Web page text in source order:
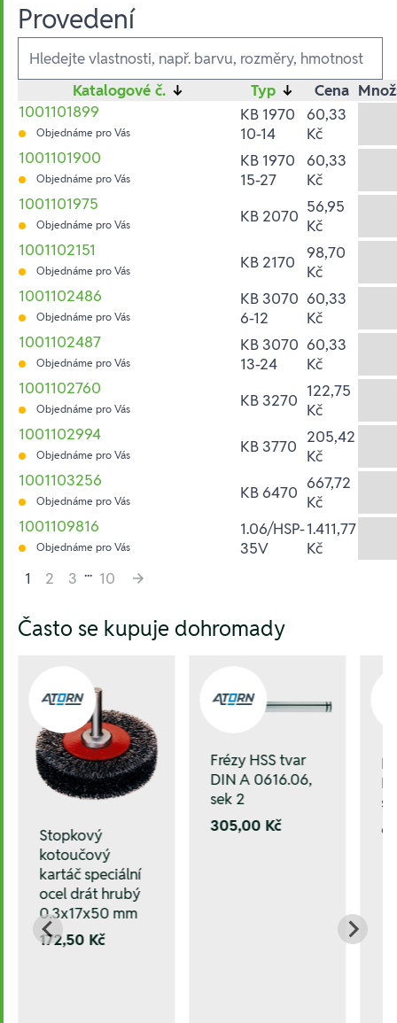
Provedení
Ausführungen
Katalogové č. ↓ Typ ↓ Cena
1001101899
Objednáme pro Vás
KB 1970
10-14
60,33
Kč
1001101900
Objednáme pro Vás
KB 1970
15-27
60,33
Kč
1001101975
Objednáme pro Vás KB 2070 56,95
Kč
1001102151
Objednáme pro Vás KB 2170
98,70
Kč
1001102486
Objednáme pro Vás
KB 3070
6-12
60,33
Kč
1001102487
Objednáme pro Vás
KB 3070
13-24
60,33
Kč
1001102760
Objednáme pro Vás KB 3270 122,75
Kč
1001102994
Objednáme pro Vás KB 3770 205,42
Kč
1001103256
Objednáme pro Vás KB 6470 667,72
Kč
1001109816
Objednáme pro Vás
1.06/HSP-
35V
1.411,77
Kč
1
2 3 ... 10
Často se kupuje dohromady
Stopkový
kotoučový
kartáč speciální
ocel drát hrubý
0.3x17x50 mm
172,50 Kč
Frézy HSS tvar
DIN A 0616.06,
sek 2
305,00 Kč